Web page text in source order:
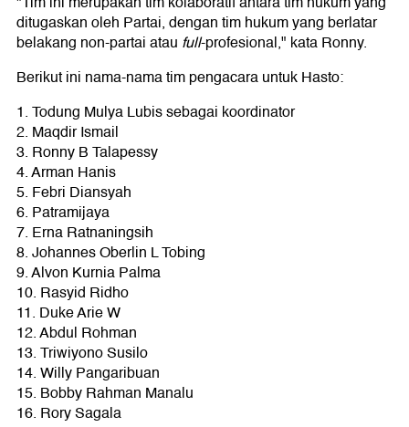
ditugaskan oleh Partai, dengan tim hukum yang berlatar
belakang non-partai atau full-profesional," kata Ronny.
Berikut ini nama-nama tim pengacara untuk Hasto:
1. Todung Mulya Lubis sebagai koordinator
2. Maqdir Ismail
3. Ronny B Talapessy
4. Arman Hanis
5. Febri Diansyah
6. Patramijaya
7. Erna Ratnaningsih
8. Johannes Oberlin L Tobing
9. Alvon Kurnia Palma
10. Rasyid Ridho
11. Duke Arie W
12. Abdul Rohman
13. Triwiyono Susilo
14. Willy Pangaribuan
15. Bobby Rahman Manalu
16. Rory Sagala